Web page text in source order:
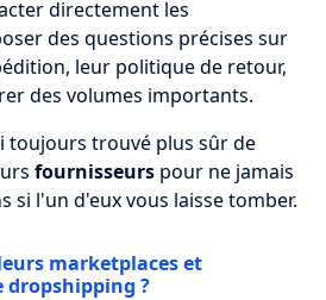
directement les
des questions précises sur
leur politique de retour,
des volumes importants.
toujours trouvé plus sûr de
fournisseurs pour ne jamais
si l'un d'eux vous laisse tomber.
marketplaces et
dropshipping ?